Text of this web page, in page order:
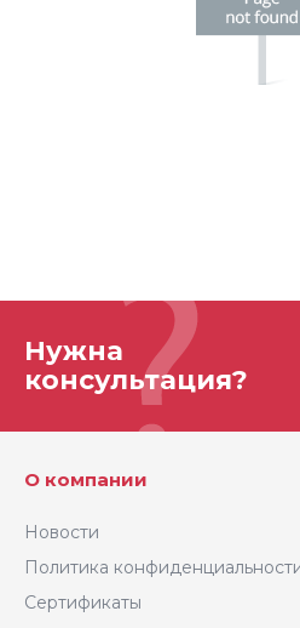
Нужна
консультация?
О компании
Новости
Политика
Сертификаты